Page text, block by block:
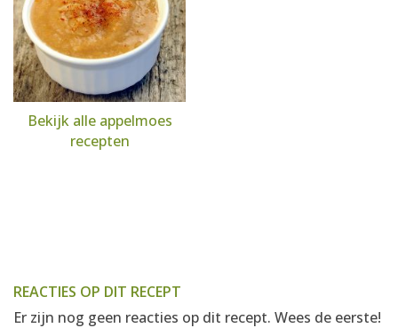
Bekijk alle appelmoes
recepten
REACTIES OP DIT RECEPT
Er zijn nog geen reacties op dit recept. Wees de eerste!